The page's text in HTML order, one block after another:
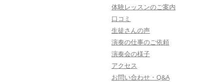
事。
保護者の方が指導者に求めることは…
詳しく見る・・・
上松さんとは、ラジオで
体験レッスンのご案内
口コミ
生徒さんの声
演奏の仕事のご依頼
演奏会の様子
アクセス
お問い合わせ・Q&A